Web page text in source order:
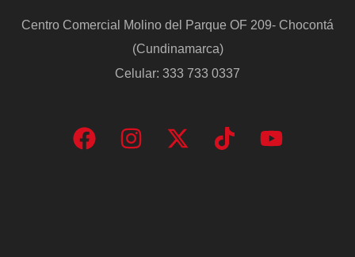
Centro Comercial Molino del Parque OF 209- Chocontá
(Cundinamarca)
Celular: 333 733 0337